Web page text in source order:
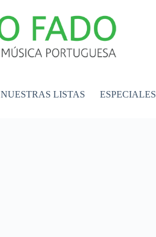
NUESTRAS LISTAS ESPECIALES